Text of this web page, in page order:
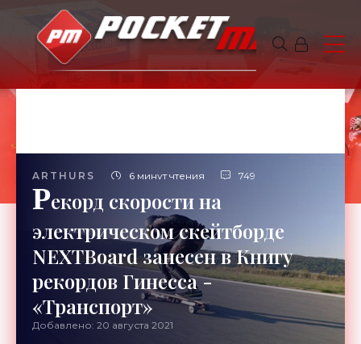
ARTHURS 6 минут чтения 749
Рекорд скорости на
электрическом скейтборде
NEXTBoard занесен в Книгу
рекордов Гинесса -
«Транспорт»
Добавлено: 20 августа 2021